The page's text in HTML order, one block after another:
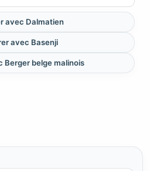
avec Dalmatien
avec Basenji
Berger belge malinois